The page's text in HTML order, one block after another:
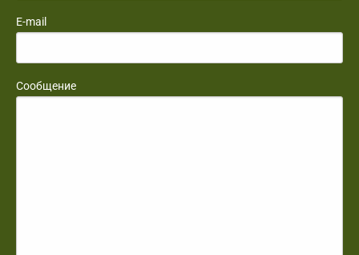
E-mail
Сообщение